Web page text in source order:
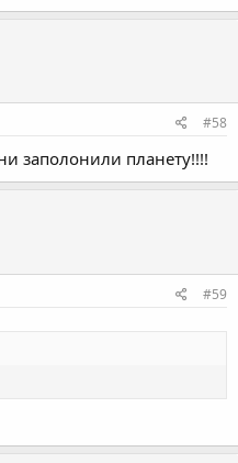
#58
заполонили планету!!!!
#59